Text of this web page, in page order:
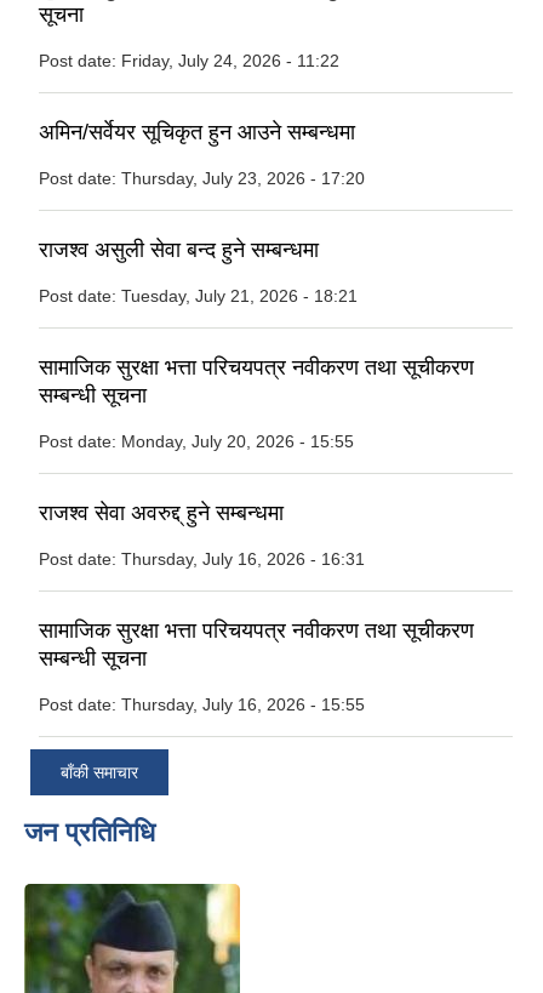
सूचना
Post date: Friday, July 24, 2026 - 11:22
अमिन/सर्वेयर सूचिकृत हुन आउने सम्बन्धमा
Post date: Thursday, July 23, 2026 - 17:20
राजश्व असुली सेवा बन्द हुने सम्बन्धमा
Post date: Tuesday, July 21, 2026 - 18:21
सामाजिक सुरक्षा भत्ता परिचयपत्र नवीकरण तथा सूचीकरण
सम्बन्धी सूचना
Post date: Monday, July 20, 2026 - 15:55
राजश्व सेवा अवरुद्द् हुने सम्बन्धमा
Post date: Thursday, July 16, 2026 - 16:31
सामाजिक सुरक्षा भत्ता परिचयपत्र नवीकरण तथा सूचीकरण
सम्बन्धी सूचना
Post date: Thursday, July 16, 2026 - 15:55
बाँकी समाचार
जन प्रतिनिधि